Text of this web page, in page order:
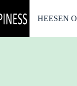
HEESEN